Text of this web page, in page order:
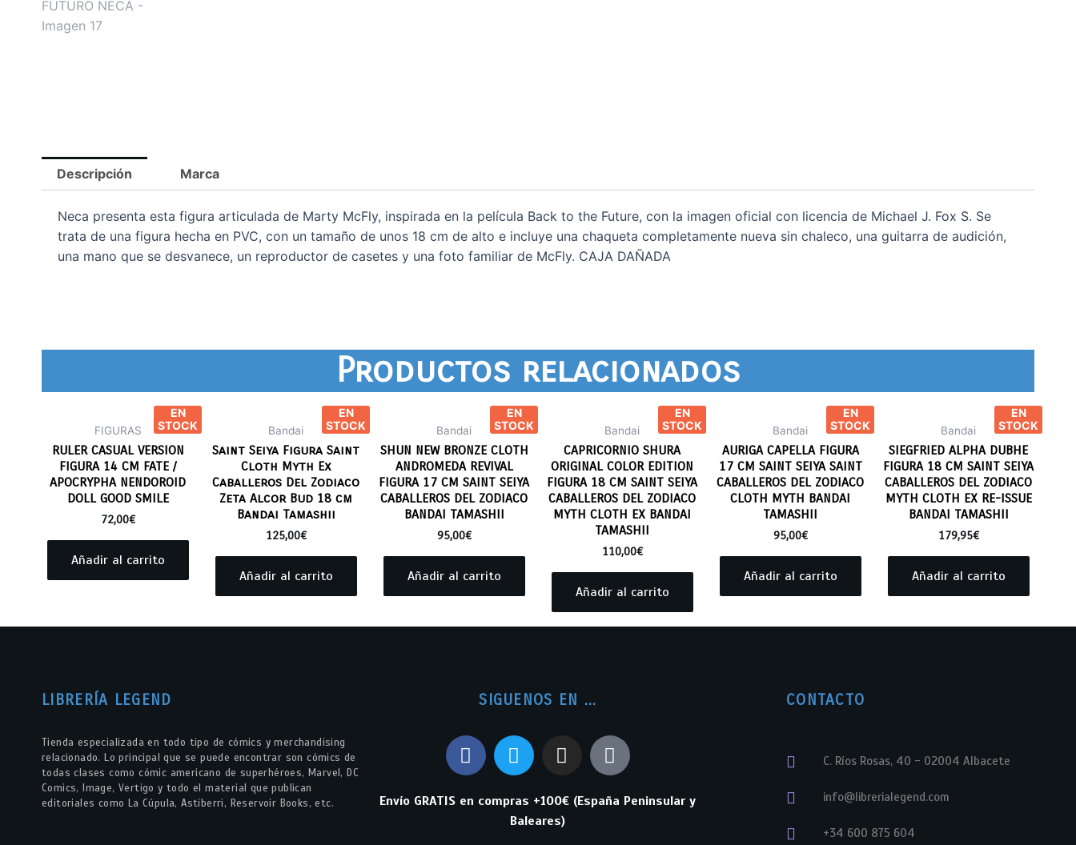
Descripción Marca
Neca presenta esta figura articulada de Marty McFly, inspirada en la película Back to the Future, con la imagen oficial con licencia de Michael J. Fox S. Se
trata de una figura hecha en PVC, con un tamaño de unos 18 cm de alto e incluye una chaqueta completamente nueva sin chaleco, una guitarra de audición,
una mano que se desvanece, un reproductor de casetes y una foto familiar de McFly. CAJA DAÑADA
Productos relacionados
EN
STOCK
FIGURAS
RULER CASUAL VERSION
FIGURA 14 CM FATE /
APOCRYPHA NENDOROID
DOLL GOOD SMILE
72,00€
Añadir al carrito
EN
STOCK
Bandai
Saint Seiya Figura Saint
Cloth Myth Ex
Caballeros Del Zodiaco
Zeta Alcor Bud 18 cm
Bandai Tamashii
125,00€
Añadir al carrito
EN
STOCK
Bandai
SHUN NEW BRONZE CLOTH
ANDROMEDA REVIVAL
FIGURA 17 CM SAINT SEIYA
CABALLEROS DEL ZODIACO
BANDAI TAMASHII
95,00€
Añadir al carrito
EN
STOCK
Bandai
CAPRICORNIO SHURA
ORIGINAL COLOR EDITION
FIGURA 18 CM SAINT SEIYA
CABALLEROS DEL ZODIACO
MYTH CLOTH EX BANDAI
TAMASHII
110,00€
Añadir al carrito
EN
STOCK
Bandai
AURIGA CAPELLA FIGURA
17 CM SAINT SEIYA SAINT
CABALLEROS DEL ZODIACO
CLOTH MYTH BANDAI
TAMASHII
95,00€
Añadir al carrito
EN
STOCK
Bandai
SIEGFRIED ALPHA DUBHE
FIGURA 18 CM SAINT SEIYA
CABALLEROS DEL ZODIACO
MYTH CLOTH EX RE-ISSUE
BANDAI TAMASHII
179,95€
Añadir al carrito
LIBRERÍA LEGEND
Tienda especializada en todo tipo de cómics y merchandising
relacionado. Lo principal que se puede encontrar son cómics de
todas clases como cómic americano de superhéroes, Marvel, DC
Comics, Image, Vertigo y todo el material que publican
editoriales como La Cúpula, Astiberri, Reservoir Books, etc.
SIGUENOS EN ...
Envío GRATIS en compras +100€ (España Peninsular y
Baleares)
CONTACTO
C. Ríos Rosas, 40 - 02004 Albacete
info@librerialegend.com
+34 600 875 604